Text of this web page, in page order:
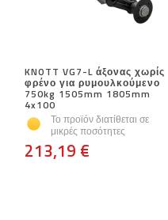
KNOTT VG7-L άξονας χωρίς
φρένο για ρυμουλκούμενο
750kg 1505mm 1805mm
4x100
Το προϊόν διατίθεται σε
μικρές ποσότητες
213,19 €